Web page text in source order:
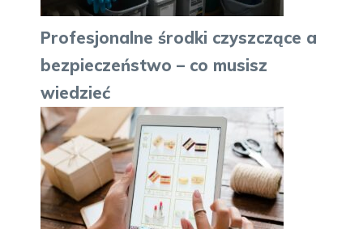
Profesjonalne środki czyszczące a
bezpieczeństwo – co musisz
wiedzieć